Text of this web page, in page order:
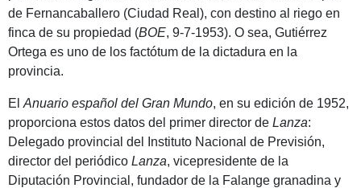
de Fernancaballero (Ciudad Real), con destino al riego en
finca de su propiedad (BOE, 9-7-1953). O sea, Gutiérrez
Ortega es uno de los factótum de la dictadura en la
provincia.
El Anuario español del Gran Mundo, en su edición de 1952,
proporciona estos datos del primer director de Lanza:
Delegado provincial del Instituto Nacional de Previsión,
director del periódico Lanza, vicepresidente de la
Diputación Provincial, fundador de la Falange granadina y